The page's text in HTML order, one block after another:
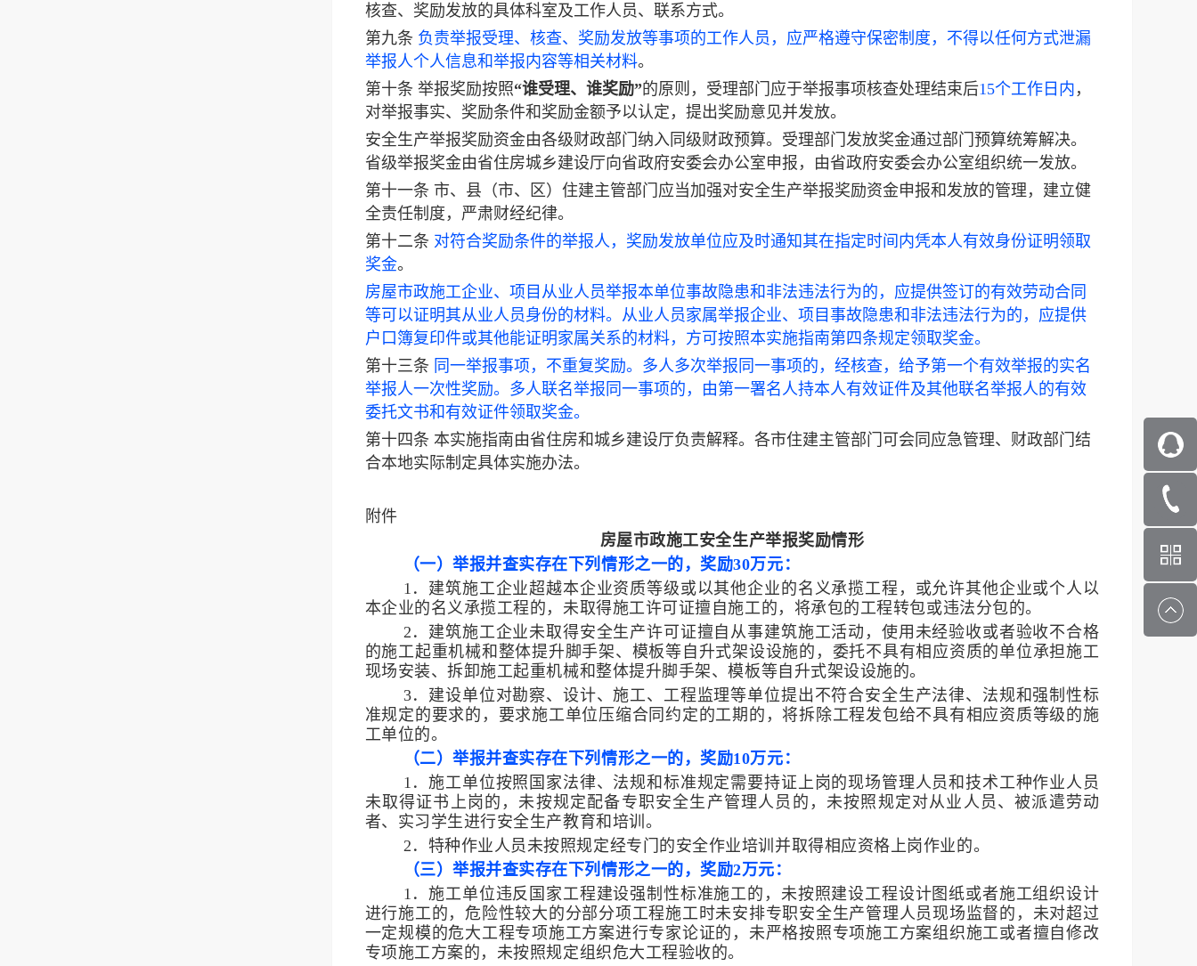
核查、奖励发放的具体科室及工作人员、联系方式。
第九条 负责举报受理、核查、奖励发放等事项的工作人员，应严格遵守保密制度，不得以任何方式泄漏
举报人个人信息和举报内容等相关材料。
第十条 举报奖励按照“谁受理、谁奖励”的原则，受理部门应于举报事项核查处理结束后15个工作日内 ，
对举报事实、奖励条件和奖励金额予以认定，提出奖励意见并发放。
安全生产举报奖励资金由各级财政部门纳入同级财政预算。受理部门发放奖金通过部门预算统筹解决。
省级举报奖金由省住房城乡建设厅向省政府安委会办公室申报，由省政府安委会办公室组织统一发放。
第十一条 市、县（市、区）住建主管部门应当加强对安全生产举报奖励资金申报和发放的管理，建立健
全责任制度，严肃财经纪律。
第十二条 对符合奖励条件的举报人，奖励发放单位应及时通知其在指定时间内凭本人有效身份证明领取
奖金。
房屋市政施工企业、项目从业人员举报本单位事故隐患和非法违法行为的，应提供签订的有效劳动合同
等可以证明其从业人员身份的材料。从业人员家属举报企业、项目事故隐患和非法违法行为的，应提供
户口簿复印件或其他能证明家属关系的材料，方可按照本实施指南第四条规定领取奖金。
第十三条 同一举报事项，不重复奖励。多人多次举报同一事项的，经核查，给予第一个有效举报的实名
举报人一次性奖励。多人联名举报同一事项的，由第一署名人持本人有效证件及其他联名举报人的有效
委托文书和有效证件领取奖金。
第十四条 本实施指南由省住房和城乡建设厅负责解释。各市住建主管部门可会同应急管理、财政部门结
合本地实际制定具体实施办法。
附件
房屋市政施工安全生产举报奖励情形
（一）举报并查实存在下列情形之一的，奖励30万元：
1．建筑施工企业超越本企业资质等级或以其他企业的名义承揽工程，或允许其他企业或个人以
本企业的名义承揽工程的，未取得施工许可证擅自施工的，将承包的工程转包或违法分包的。
2．建筑施工企业未取得安全生产许可证擅自从事建筑施工活动，使用未经验收或者验收不合格
的施工起重机械和整体提升脚手架、模板等自升式架设设施的，委托不具有相应资质的单位承担施工
现场安装、拆卸施工起重机械和整体提升脚手架、模板等自升式架设设施的。
3．建设单位对勘察、设计、施工、工程监理等单位提出不符合安全生产法律、法规和强制性标
准规定的要求的，要求施工单位压缩合同约定的工期的，将拆除工程发包给不具有相应资质等级的施
工单位的。
（二）举报并查实存在下列情形之一的，奖励10万元：
1．施工单位按照国家法律、法规和标准规定需要持证上岗的现场管理人员和技术工种作业人员
未取得证书上岗的，未按规定配备专职安全生产管理人员的，未按照规定对从业人员、被派遣劳动
者、实习学生进行安全生产教育和培训。
2．特种作业人员未按照规定经专门的安全作业培训并取得相应资格上岗作业的。
（三）举报并查实存在下列情形之一的，奖励2万元：
1．施工单位违反国家工程建设强制性标准施工的，未按照建设工程设计图纸或者施工组织设计
进行施工的，危险性较大的分部分项工程施工时未安排专职安全生产管理人员现场监督的，未对超过
一定规模的危大工程专项施工方案进行专家论证的，未严格按照专项施工方案组织施工或者擅自修改
专项施工方案的，未按照规定组织危大工程验收的。